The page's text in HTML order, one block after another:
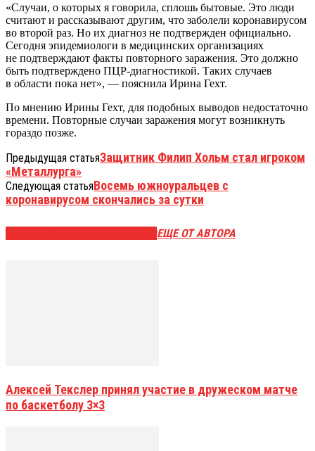
«Случаи, о которых я говорила, сплошь бытовые. Это люди
считают и рассказывают другим, что заболели коронавирусом
во второй раз. Но их диагноз не подтвержден официально.
Сегодня эпидемиологи в медицинских организациях
не подтверждают факты повторного заражения. Это должно
быть подтверждено ПЦР-диагностикой. Таких случаев
в области пока нет», — пояснила Ирина Гехт.
По мнению Ирины Гехт, для подобных выводов недостаточно
времени. Повторные случаи заражения могут возникнуть
гораздо позже.
Предыдущая статьяЗащитник Филип Хольм стал игроком
«Металлурга»
Следующая статьяВосемь южноуральцев с
коронавирусом скончались за сутки
ЕЩЕ ОТ АВТОРА
Алексей Текслер принял участие в дружеском матче
по баскетболу 3×3